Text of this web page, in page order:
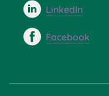
LinkedIn
Facebook